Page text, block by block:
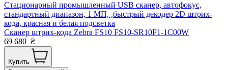
Стационарный промышленный USB сканер, автофокус,
стандартный диапазон, 1 МП, ,быстрый декодер 2D штрих-
кода, красная и белая подсветка
Сканер штрих-кода Zebra FS10 FS10-SR10F1-1C00W
69 680 ₴
Купить